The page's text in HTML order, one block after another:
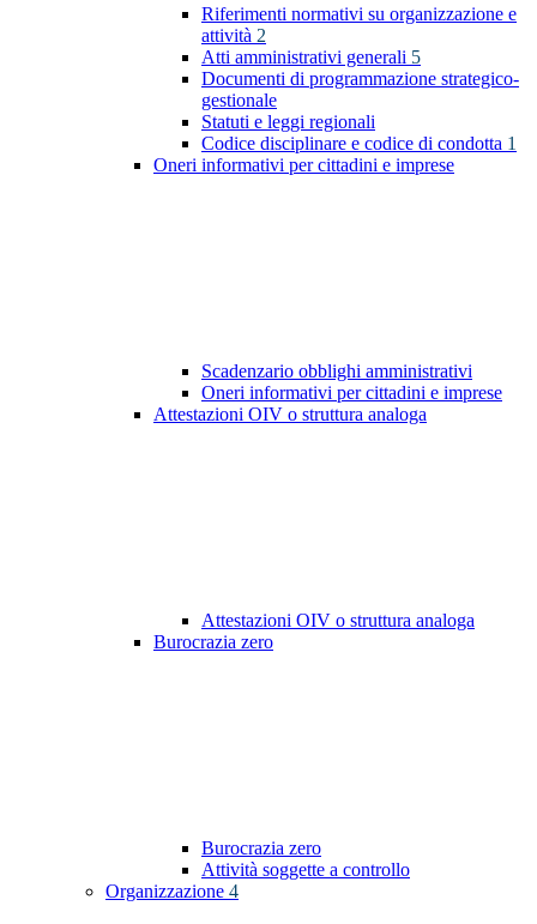
Riferimenti normativi su organizzazione e
attività 2
Atti amministrativi generali 5
Documenti di programmazione strategico-
gestionale
Statuti e leggi regionali
Codice disciplinare e codice di condotta 1
Oneri informativi per cittadini e imprese
Scadenzario obblighi amministrativi
Oneri informativi per cittadini e imprese
Attestazioni OIV o struttura analoga
Attestazioni OIV o struttura analoga
Burocrazia zero
Burocrazia zero
Attività soggette a controllo
Organizzazione 4